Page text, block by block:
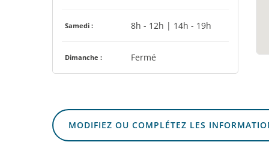
Samedi : 8h - 12h | 14h - 19h
Dimanche : Fermé
MODIFIEZ OU COMPLÉTEZ LES